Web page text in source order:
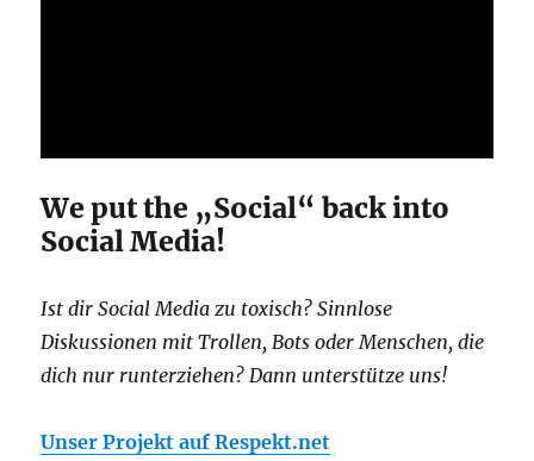
We put the „Social“ back into
Social Media!
Ist dir Social Media zu toxisch? Sinnlose
Diskussionen mit Trollen, Bots oder Menschen, die
dich nur runterziehen? Dann unterstütze uns!
Unser Projekt auf Respekt.net